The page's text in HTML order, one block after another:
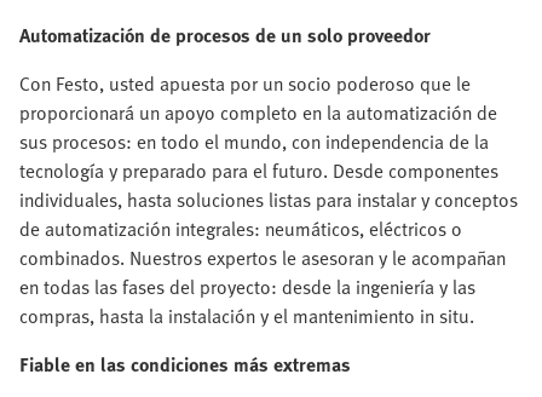
Automatización de procesos de un solo proveedor
Con Festo, usted apuesta por un socio poderoso que le
proporcionará un apoyo completo en la automatización de
sus procesos: en todo el mundo, con independencia de la
tecnología y preparado para el futuro. Desde componentes
individuales, hasta soluciones listas para instalar y conceptos
de automatización integrales: neumáticos, eléctricos o
combinados. Nuestros expertos le asesoran y le acompañan
en todas las fases del proyecto: desde la ingeniería y las
compras, hasta la instalación y el mantenimiento in situ.
Fiable en las condiciones más extremas